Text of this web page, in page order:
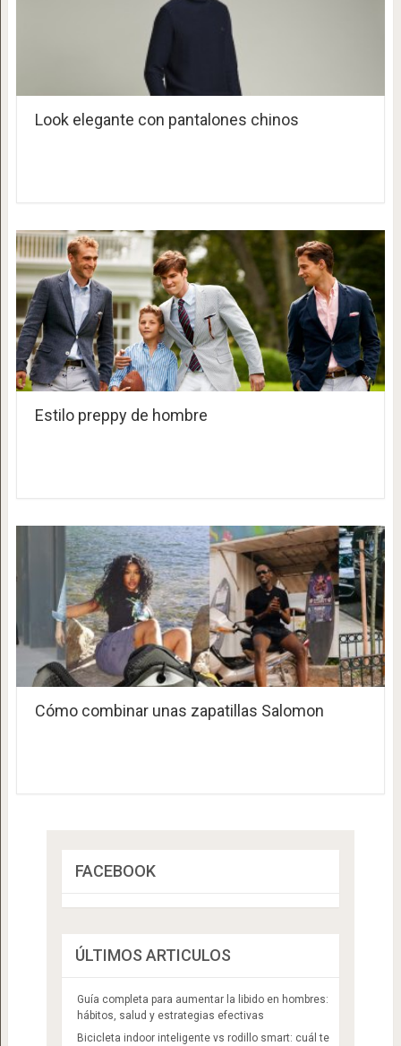
Look elegante con pantalones chinos
Estilo preppy de hombre
Cómo combinar unas zapatillas Salomon​
FACEBOOK
ÚLTIMOS ARTICULOS
Guía completa para aumentar la libido en hombres:
hábitos, salud y estrategias efectivas
Bicicleta indoor inteligente vs rodillo smart: cuál te